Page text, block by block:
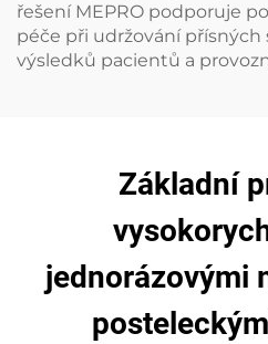
řešení MEPRO podporuje
péče při udržování přísných
výsledků pacientů a
Základní
jednorázovými